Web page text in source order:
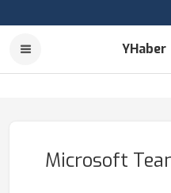
YHaber
Microsoft